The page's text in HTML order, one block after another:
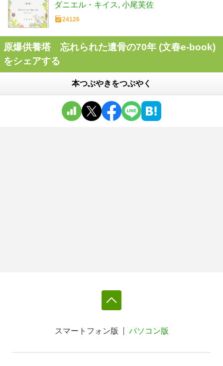
ダニエル・キイス 小尾芙佐
24126
原爆供養塔 忘れられた遺骨の70年 (文春e-book)
をシェアする
本つぶやきをつぶやく
スマートフォン版 パソコン版